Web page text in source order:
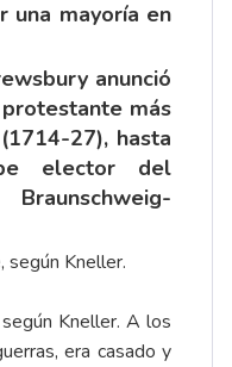
una mayoría en
anunció
más
27), hasta
elector del
Kneller. A los
era casado y